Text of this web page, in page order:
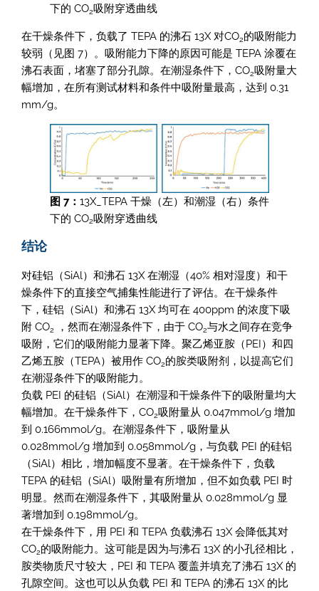
下的 CO2吸附穿透曲线
在干燥条件下，负载了 TEPA 的沸石 13X 对CO2的吸附能力
较弱（见图 7）。吸附能力下降的原因可能是 TEPA 涂覆在
沸石表面，堵塞了部分孔隙。在潮湿条件下，CO2吸附量大
幅增加，在所有测试材料和条件中吸附量最高，达到 0.31
mm/g。
图 7： 13X_TEPA 干燥（左）和潮湿（右）条件
下的 CO2吸附穿透曲线
结论
对硅铝（SiAl）和沸石 13X 在潮湿（40% 相对湿度）和干
燥条件下的直接空气捕集性能进行了评估。在干燥条件
下，硅铝（SiAl）和沸石 13X 均可在 400ppm 的浓度下吸
附 CO2 ，然而在潮湿条件下，由于 CO2与水之间存在竞争
吸附，它们的吸附能力显著下降。聚乙烯亚胺（PEI）和四
乙烯五胺（TEPA）被用作 CO2的胺类吸附剂，以提高它们
在潮湿条件下的吸附能力。
负载 PEI 的硅铝（SiAl）在潮湿和干燥条件下的吸附量均大
幅增加。在干燥条件下，CO2吸附量从 0.047mmol/g 增加
到 0.166mmol/g。在潮湿条件下，吸附量从
0.028mmol/g 增加到 0.058mmol/g，与负载 PEI 的硅铝
（SiAl）相比，增加幅度不显著。在干燥条件下，负载
TEPA 的硅铝（SiAl）吸附量有所增加，但不如负载 PEI 时
明显。然而在潮湿条件下，其吸附量从 0.028mmol/g 显
著增加到 0.198mmol/g。
在干燥条件下，用 PEI 和 TEPA 负载沸石 13X 会降低其对
CO2的吸附能力。这可能是因为与沸石 13X 的小孔径相比，
胺类物质尺寸较大，PEI 和 TEPA 覆盖并填充了沸石 13X 的
孔隙空间。这也可以从负载 PEI 和 TEPA 的沸石 13X 的比